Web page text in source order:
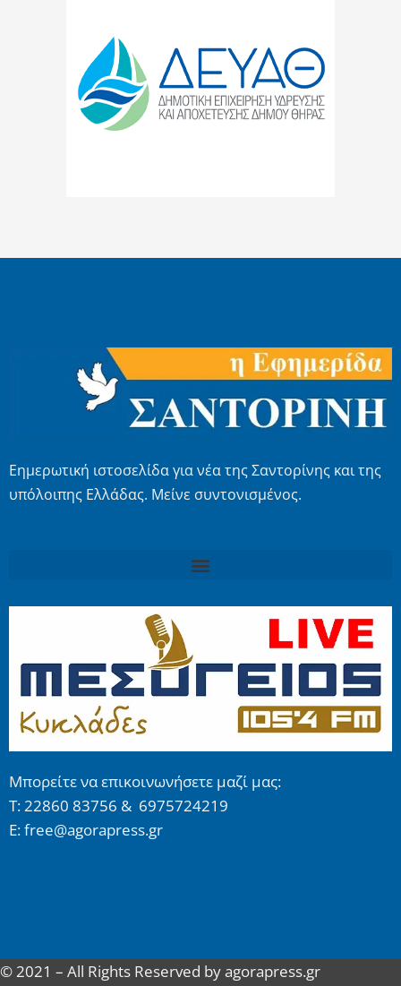
Εημερωτική ιστοσελίδα για νέα της Σαντορίνης και της
υπόλοιπης Ελλάδας. Μείνε συντονισμένος.
Μπορείτε να επικοινωνήσετε μαζί μας:
Τ: 22860 83756 & 6975724219
E: free@agorapress.gr
© 2021 – All Rights Reserved by agorapress.gr